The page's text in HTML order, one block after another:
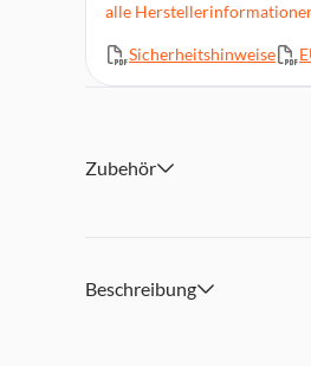
Fortschrittliche Kamera &
Kein Netzteil enthalten –
alle
Sicherheitshinweise
Zubehör
Beschreibung